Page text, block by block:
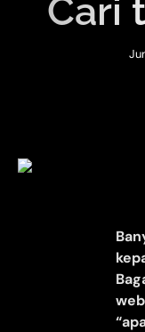
Cari